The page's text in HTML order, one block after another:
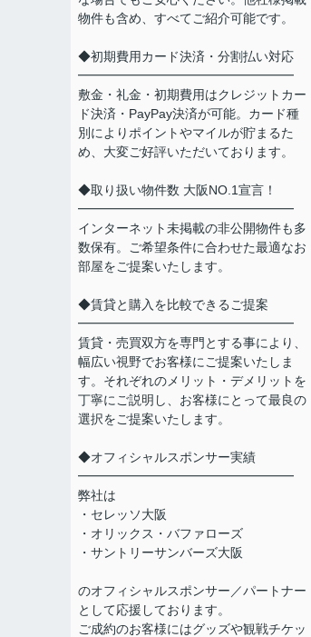
物件も含め、すべてご紹介可能です。
◆初期費用カード決済・分割払い対応
━━━━━━━━━━━━━━━━━
敷金・礼金・初期費用はクレジットカー
ド決済・PayPay決済が可能。カード種
別によりポイントやマイルが貯まるた
め、大変ご好評いただいております。
◆取り扱い物件数 大阪NO.1宣言！
━━━━━━━━━━━━━━━━━
インターネット未掲載の非公開物件も多
数保有。ご希望条件に合わせた最適なお
部屋をご提案いたします。
◆賃貸と購入を比較できるご提案
━━━━━━━━━━━━━━━━━
賃貸・売買双方を専門とする事により、
幅広い視野でお客様にご提案いたしま
す。それぞれのメリット・デメリットを
丁寧にご説明し、お客様にとって最良の
選択をご提案いたします。
◆オフィシャルスポンサー実績
━━━━━━━━━━━━━━━━━
弊社は
・セレッソ大阪
・オリックス・バファローズ
・サントリーサンバーズ大阪
のオフィシャルスポンサー／パートナー
として応援しております。
ご成約のお客様にはグッズや観戦チケッ